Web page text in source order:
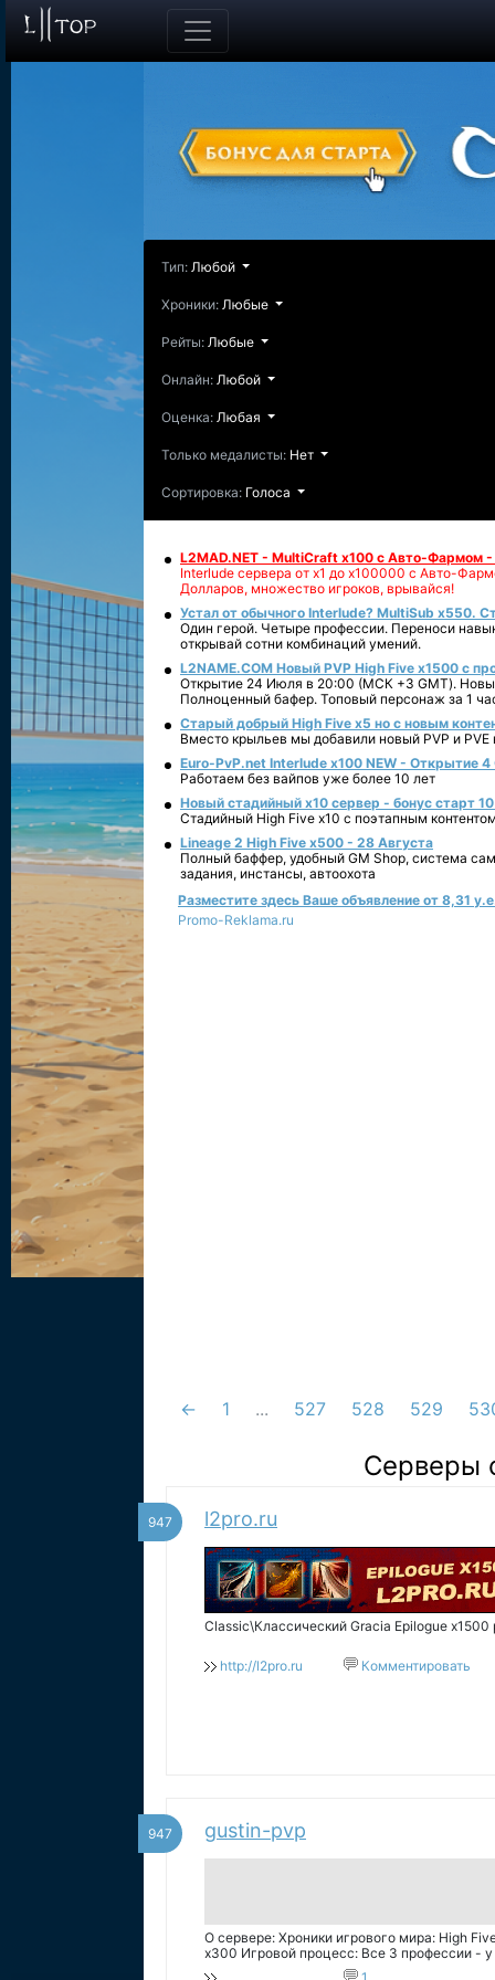
Тип: Любой
Хроники: Любые
Рейты: Любые
Онлайн: Любой
Оценка: Любая
Только медалисты: Нет
Сортировка: Голоса
L2MAD.NET - MultiCraft x100 с Авто-Фармом
Interlude сервера от х1 до х100000 с Авто-
Долларов, множество игроков, врывайся!
Устал от обычного Interlude? MultiSub x550.
Один герой. Четыре профессии. Переноси
открывай сотни комбинаций умений.
L2NAME.COM Новый PVP High Five x1500 с
Открытие 24 Июля в 20:00 (МСК +3 GMT).
Полноценный бафер. Топовый персонаж за 1
Старый добрый High Five x5 но с новым
Вместо крыльев мы добавили новый PVP и PVE
Euro-PvP.net Interlude х100 NEW - Открытие 4
Работаем без вайпов уже более 10 лет
Новый стадийный х10 сервер - бонус старт
Стадийный High Five x10 с поэтапным
Lineage 2 High Five x500 - 28 Августа
Полный баффер, удобный GM Shop, система
задания, инстансы, автоохота
Разместите здесь Ваше объявление от 8,31
Promo-Reklama.ru
← 1 ... 527 528 529
Серверы
947 l2pro.ru
Classiс\Классический Gracia Epilogue x1500
http://l2pro.ru Комментировать
947 gustin-pvp
О сервере: Хроники игрового мира: High
х300 Игровой процесс: Все 3 профессии -
Максимальное количество Сабклассов -